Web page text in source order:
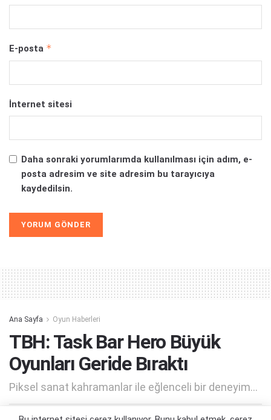
E-posta *
İnternet sitesi
Daha sonraki yorumlarımda kullanılması için adım, e-
posta adresim ve site adresim bu tarayıcıya
kaydedilsin.
Ana Sayfa Oyun Haberleri
TBH: Task Bar Hero Büyük
Oyunları Geride Bıraktı
Piksel sanat kahramanlar ile eğlenceli bir deneyim...